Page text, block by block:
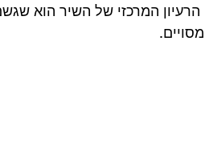
הרעיון המרכזי של השיר הוא
מסויים.